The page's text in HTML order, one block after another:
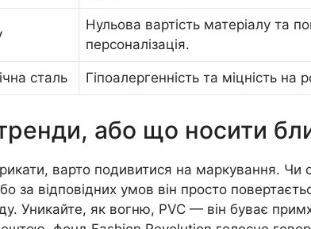
Нульова вартість матеріалу та
персоналізація.
сталь Гіпоалергенність та міцність на
або що носити
варто подивитися на маркування. Чи
за відповідних умов він просто
Уникайте, як вогню, PVC — він буває